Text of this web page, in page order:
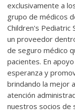
exclusivamente a
grupo de médicos
Children's Pediatric
un proveedor
de seguro médico
pacientes. En
esperanza y
brindando la mejor
atención
nuestros socios de